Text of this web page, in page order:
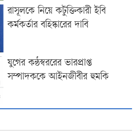
রাসূলকে নিয়ে কটুক্তিকারী ইবি
কর্মকর্তার বহিষ্কারের দাবি
যুগের কন্ঠস্বররের ভারপ্রাপ্ত
সম্পাদককে আইনজীবীর হুমকি